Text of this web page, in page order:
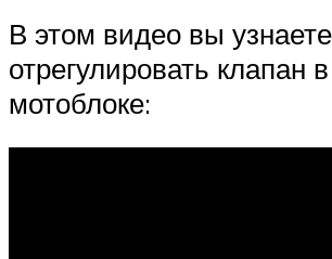
В этом видео вы
отрегулировать клапан в
мотоблоке: